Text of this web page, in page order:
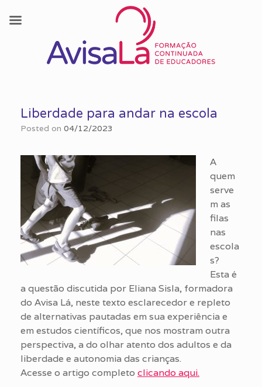
contentLiberdade para andar na escola
Posted on 04/12/2023
A
quem
serve
m as
filas
nas
escola
s?
Esta é
a questão discutida por Eliana Sisla, formadora
do Avisa Lá, neste texto esclarecedor e repleto
de alternativas pautadas em sua experiência e
em estudos científicos, que nos mostram outra
perspectiva, a do olhar atento dos adultos e da
liberdade e autonomia das crianças.
Acesse o artigo completo clicando aqui.